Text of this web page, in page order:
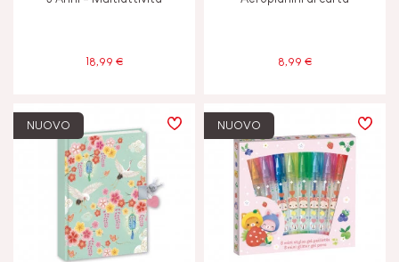
18,99 € 8,99 €
NUOVO NUOVO